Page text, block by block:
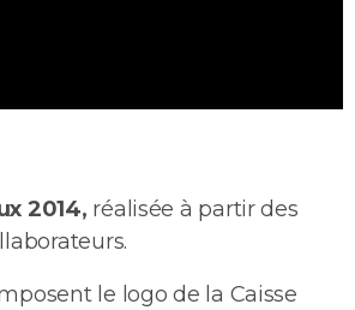
2014, réalisée à partir des
le logo de la Caisse